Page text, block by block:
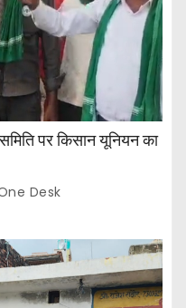
पर किसान यूनियन का
Desk